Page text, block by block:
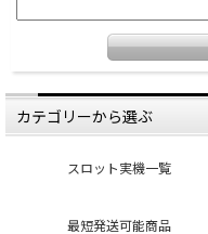
カテゴリーから選ぶ
スロット実機一覧
最短発送可能商品